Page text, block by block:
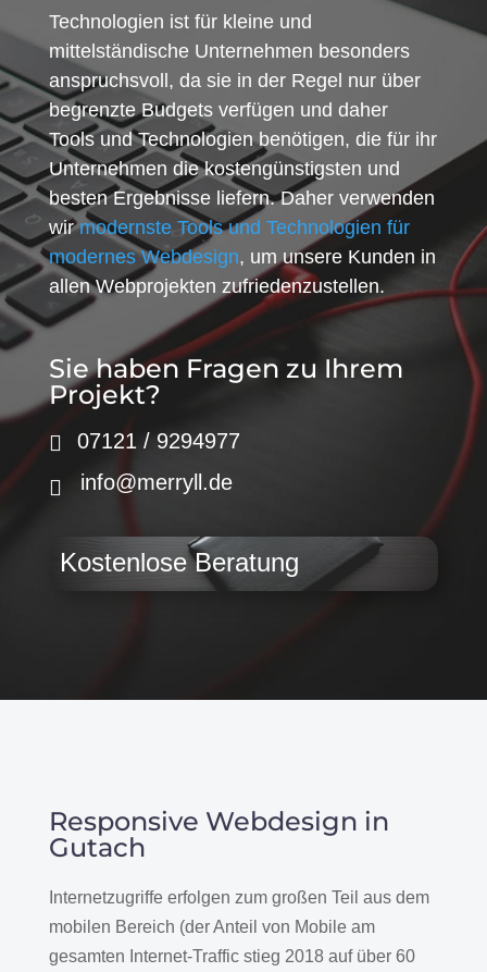
Technologien ist für kleine und
mittelständische Unternehmen besonders
anspruchsvoll, da sie in der Regel nur über
begrenzte Budgets verfügen und daher
Tools und Technologien benötigen, die für ihr
Unternehmen die kostengünstigsten und
besten Ergebnisse liefern. Daher verwenden
wirmodernste Tools und Technologien für
modernes Webdesign, um unsere Kunden in
allen Webprojekten zufriedenzustellen.
Sie haben Fragen zu Ihrem
Projekt?
07121 / 9294977
info@merryll.de
Kostenlose Beratung
Responsive Webdesign in
Gutach
Internetzugriffe erfolgen zum großen Teil aus dem
mobilen Bereich (der Anteil von Mobile am
gesamten Internet-Traffic stieg 2018 auf über 60